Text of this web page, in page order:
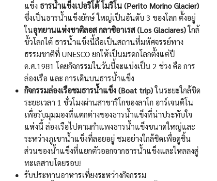
แข็ง ธารน้ำแข็งเปอริโต้ โมริโน (Perito Morino Glacier)
ซึ่งเป็นธารน้ำแข็งยักษ์ ใหญ่เป็นอันดับ 3 ของโลก ตั้งอยู่
ในอุทยานแห่งชาติลอส กลาซิอาเรส (Los Glaciares)ใกล้
ขั้วโลกใต้ ธารน้ำแข็งนี้ถือเป็นสถานที่มหัศจรรย์ทาง
ธรรมชาติที่ UNESCO ยกให้เป็นมรดกโลกตั้งแต่ปี
ค.ศ.1981 โดยกิจกรรมในวันนี้จะแบ่งเป็น 2 ช่วง คือ การ
ล่องเรือ และ การเดินบนธารน้ำแข็ง
กิจกรรมล่องเรือชมธารน้ำแข็ง (Boat trip)ในระยะใกล้ชิด
ระยะเวลา 1 ชั่วโมงผ่านสาขาริโกของลาโก อาร์เจนติโน
เพื่อรับมุมมองที่แตกต่างของธารน้ำแข็งที่น่าประทับใจ
แห่งนี้ ล่องเรือไปตามกำแพงธารน้ำแข็งขนาดใหญ่และ
ระหว่างภูเขาน้ำแข็งที่ลอยอยู่ ชมอย่างใกล้ชิดเพื่อดูชิ้น
ส่วนของน้ำแข็งที่แยกตัวออกจากธารน้ำแข็งและไหลลงสู่
ทะเลสาบโดยรอบ!
รับประทานอาหารเที่ยงระหว่างกิจกรรม